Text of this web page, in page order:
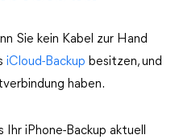
Sie kein Kabel zur Hand
iCloud-Backup besitzen, und
haben.
iPhone-Backup aktuell